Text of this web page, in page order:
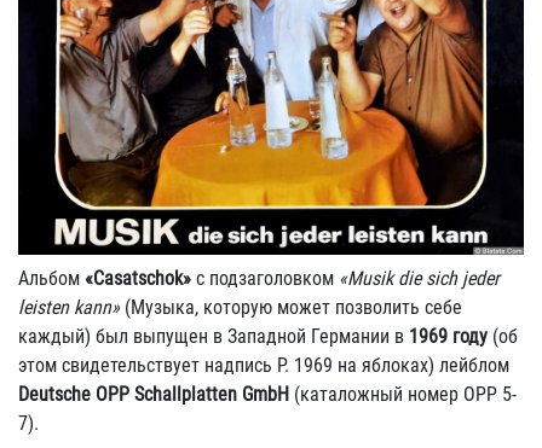
Альбом «Casatschok» с подзаголовком «Musik die sich jeder
leisten kann»(Музыка, которую может позволить себе
каждый) был выпущен в Западной Германии в 1969 году (об
этом свидетельствует надпись P. 1969 на яблоках) лейблом
Deutsche OPP Schallplatten GmbH (каталожный номер OPP 5-
7).